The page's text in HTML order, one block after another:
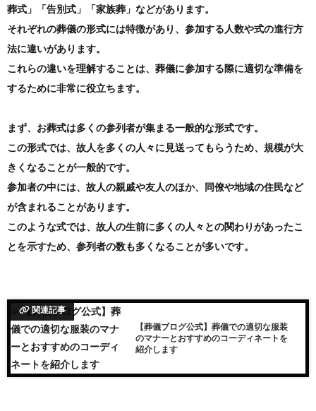
葬式」「告別式」「家族葬」などがあります。
それぞれの葬儀の形式には特徴があり、参加する人数や式の進行方
法に違いがあります。
これらの違いを理解することは、葬儀に参加する際に適切な準備を
するために非常に役立ちます。
まず、お葬式は多くの参列者が集まる一般的な形式です。
この形式では、故人を多くの人々に見送ってもらうため、規模が大
きくなることが一般的です。
参加者の中には、故人の親戚や友人のほか、同僚や地域の住民など
が含まれることがあります。
このような式では、故人の生前に多くの人々との関わりがあったこ
とを示すため、参列者の数も多くなることが多いです。
関連記事
【葬儀ブログ公式】葬儀での適切な服装
のマナーとおすすめのコーディネートを
紹介します